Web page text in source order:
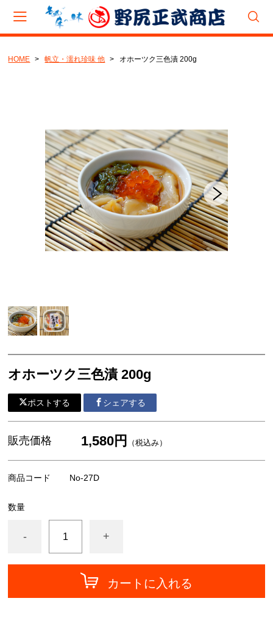
8月企画『旨辛たこジャン』キャンペーン
CATEGORY
いくら・筋子
切り身
HOME 帆立・濡れ珍味 他 オホーツク三色漬 200g
オホーツク三色漬 200g
ポストする シェアする
販売価格 1,580円 （税込み）
商品コード No-27D
数量
- +
カートに入れる